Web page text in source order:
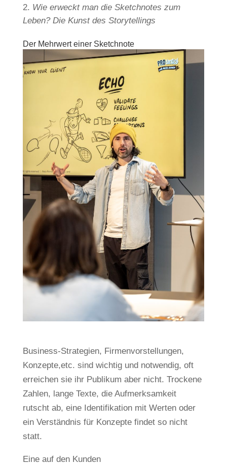
Wie erweckt man die Sketchnotes zum
Leben? Die Kunst des Storytellings
Der Mehrwert einer Sketchnote
Business-Strategien, Firmenvorstellungen,
Konzepte,etc. sind wichtig und notwendig, oft
erreichen sie ihr Publikum aber nicht. Trockene
Zahlen, lange Texte, die Aufmerksamkeit
rutscht ab, eine Identifikation mit Werten oder
ein Verständnis für Konzepte findet so nicht
statt.
Eine auf den Kunden